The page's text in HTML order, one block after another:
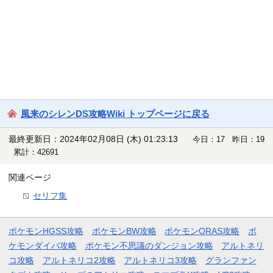
風来のシレンDS攻略Wiki トップページに戻る
最終更新日：2024年02月08日 (木) 01:23:13
今日：17 昨日：19
累計：42691
関連ページ
セリフ集
ポケモンHGSS攻略 ポケモンBW攻略 ポケモンORAS攻略
ポ
ケモンダイパ攻略
ポケモン不思議のダンジョン攻略
アルトネリ
コ攻略
アルトネリコ2攻略 アルトネリコ3攻略
グランファン